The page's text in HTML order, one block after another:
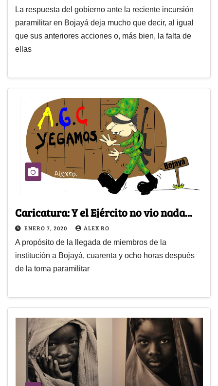
La respuesta del gobierno ante la reciente incursión
paramilitar en Bojayá deja mucho que decir, al igual
que sus anteriores acciones o, más bien, la falta de
ellas
Caricatura: Y el Ejército no vio nada...
ENERO 7, 2020 ALEX RO
A propósito de la llegada de miembros de la
institución a Bojayá, cuarenta y ocho horas después
de la toma paramilitar